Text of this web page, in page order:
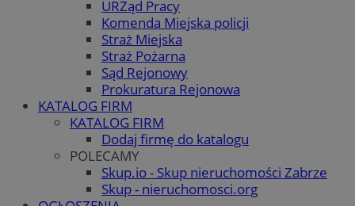
URZąd Pracy
Komenda Miejska policji
Straż Miejska
Straż Pożarna
Sąd Rejonowy
Prokuratura Rejonowa
KATALOG FIRM
KATALOG FIRM
Dodaj firmę do katalogu
POLECAMY
Skup.io - Skup nieruchomości Zabrze
Skup - nieruchomosci.org